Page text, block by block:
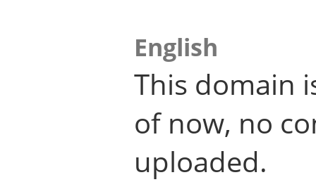
English
This domain
of now, no
uploaded.